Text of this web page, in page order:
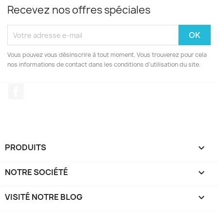
Recevez nos offres spéciales
Vous pouvez vous désinscrire à tout moment. Vous trouverez pour cela
nos informations de contact dans les conditions d'utilisation du site.
PRODUITS 
NOTRE SOCIÉTÉ 
VISITÉ NOTRE BLOG 